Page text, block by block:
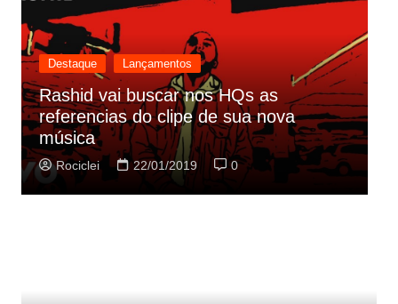
Destaque Lançamentos
Rashid vai buscar nos HQs as
referencias do clipe de sua nova
música
Rociclei 22/01/2019 0